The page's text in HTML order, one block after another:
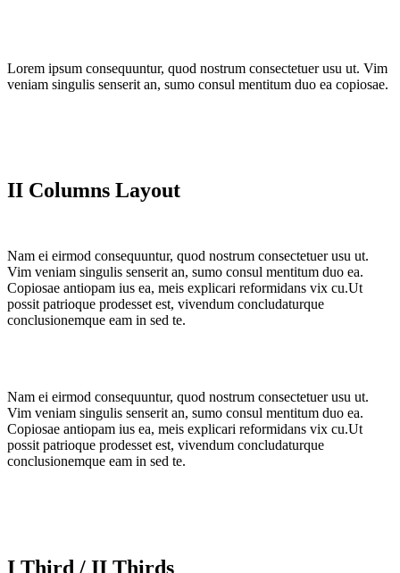
Lorem ipsum consequuntur, quod nostrum consectetuer usu ut. Vim
veniam singulis senserit an, sumo consul mentitum duo ea copiosae.
II Columns Layout
Nam ei eirmod consequuntur, quod nostrum consectetuer usu ut.
Vim veniam singulis senserit an, sumo consul mentitum duo ea.
Copiosae antiopam ius ea, meis explicari reformidans vix cu.Ut
possit patrioque prodesset est, vivendum concludaturque
conclusionemque eam in sed te.
Nam ei eirmod consequuntur, quod nostrum consectetuer usu ut.
Vim veniam singulis senserit an, sumo consul mentitum duo ea.
Copiosae antiopam ius ea, meis explicari reformidans vix cu.Ut
possit patrioque prodesset est, vivendum concludaturque
conclusionemque eam in sed te.
I Third / II Thirds